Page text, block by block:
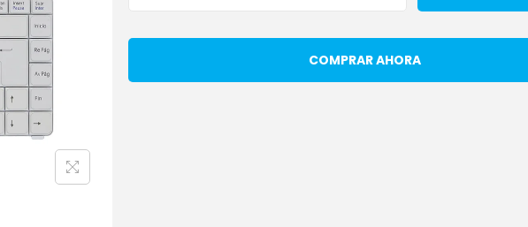
COMPRAR AHORA